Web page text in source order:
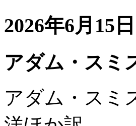
2026年6月15
アダム・スミ
アダム・スミ